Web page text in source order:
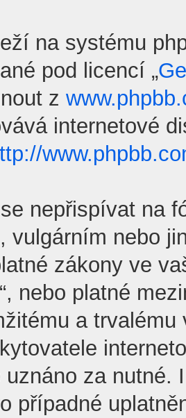
na systému
pod licencí „
z
internetové
nepřispívat na
vulgárním nebo
zákony ve
nebo platné
a
uznáno za nutné.
případné